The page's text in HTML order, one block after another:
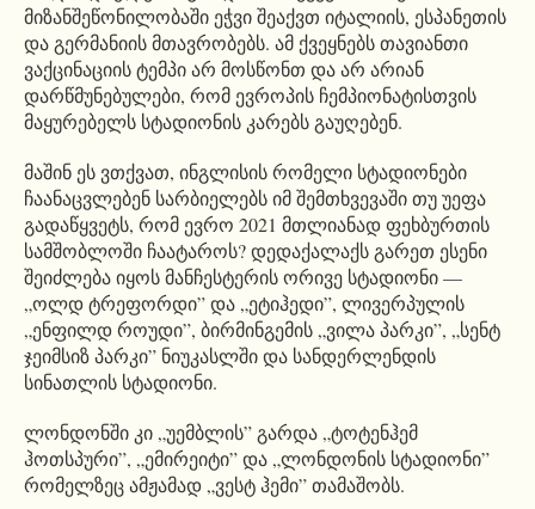
მიზანშეწონილობაში ეჭვი შეაქვთ იტალიის, ესპანეთის
და გერმანიის მთავრობებს. ამ ქვეყნებს თავიანთი
ვაქცინაციის ტემპი არ მოსწონთ და არ არიან
დარწმუნებულები, რომ ევროპის ჩემპიონატისთვის
მაყურებელს სტადიონის კარებს გაუღებენ.
მაშინ ეს ვთქვათ, ინგლისის რომელი სტადიონები
ჩაანაცვლებენ სარბიელებს იმ შემთხვევაში თუ უეფა
გადაწყვეტს, რომ ევრო 2021 მთლიანად ფეხბურთის
სამშობლოში ჩაატაროს? დედაქალაქს გარეთ ესენი
შეიძლება იყოს მანჩესტერის ორივე სტადიონი —
„ოლდ ტრეფორდი” და „ეტიჰედი”, ლივერპულის
„ენფილდ როუდი”, ბირმინგემის „ვილა პარკი”, „სენტ
ჯეიმსიზ პარკი” ნიუკასლში და სანდერლენდის
სინათლის სტადიონი.
ლონდონში კი „უემბლის” გარდა „ტოტენჰემ
ჰოთსპური”, „ემირეიტი” და „ლონდონის სტადიონი”
რომელზეც ამჟამად „ვესტ ჰემი” თამაშობს.